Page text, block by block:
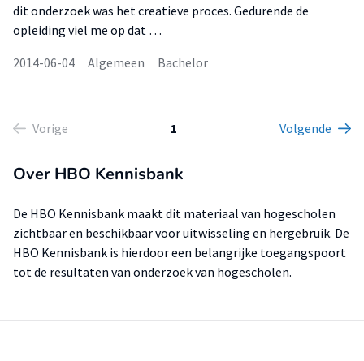
dit onderzoek was het creatieve proces. Gedurende de
opleiding viel me op dat …
2014-06-04
Algemeen Bachelor
Vorige 1 Volgende
Over HBO Kennisbank
De HBO Kennisbank maakt dit materiaal van hogescholen
zichtbaar en beschikbaar voor uitwisseling en hergebruik. De
HBO Kennisbank is hierdoor een belangrijke toegangspoort
tot de resultaten van onderzoek van hogescholen.